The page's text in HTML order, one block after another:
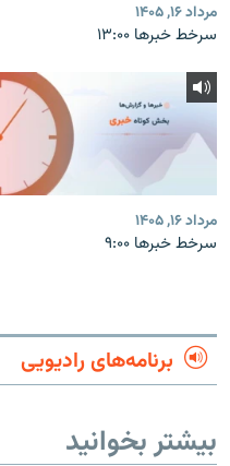
مرداد ۱۶, ۱۴۰۵
سرخط خبرها ۱۳:۰۰
مرداد ۱۶, ۱۴۰۵
سرخط خبرها ۹:۰۰
برنامه‌های رادیویی
بیشتر بخوانید